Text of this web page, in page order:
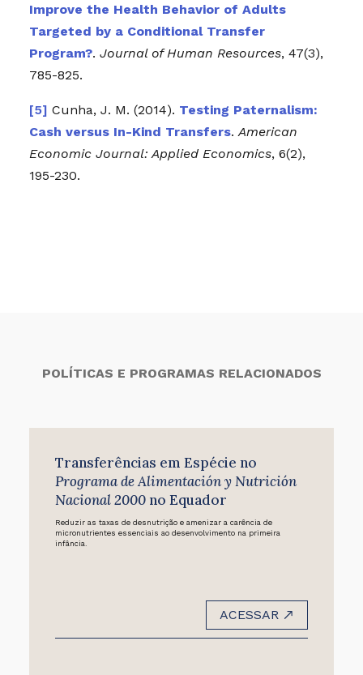
Improve the Health Behavior of Adults
Targeted by a Conditional Transfer
Program?. Journal of Human Resources, 47(3),
785-825.
Cunha, J. M. (2014). Testing Paternalism:
Cash versus In-Kind Transfers.American
Economic Journal: Applied Economics, 6(2),
195-230.
POLÍTICAS E PROGRAMAS RELACIONADOS
Transferências em Espécie no
Programa de Alimentación y Nutrición
Nacional 2000no Equador
Reduzir as taxas de desnutrição e amenizar a carência de
micronutrientes essenciais ao desenvolvimento na primeira
infância.
ACESSAR